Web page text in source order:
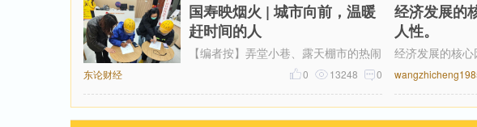
国寿映烟火 | 城市向前，温暖
赶时间的人
【编者按】弄堂小巷、露天棚市的热闹
鲜味，常让舌尖“活色生香”；采撷食
材、烹煮人间烟火，日子在砧板与围
东论财经 0
13248
0
经济发展的
人性。
经济发展的核
展的核心因素